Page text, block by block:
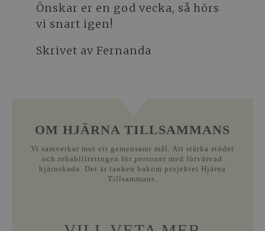
Önskar er en god vecka, så hörs
vi snart igen!
Skrivet av Fernanda
OM HJÄRNA TILLSAMMANS
Vi samverkar mot ett gemensamt mål. Att stärka stödet
och rehabiliteringen för personer med förvärvad
hjärnskada. Det är tanken bakom projektet Hjärna
Tillsammans.